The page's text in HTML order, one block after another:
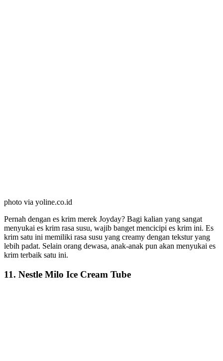
photo via yoline.co.id
Pernah dengan es krim merek Joyday? Bagi kalian yang sangat
menyukai es krim rasa susu, wajib banget mencicipi es krim ini. Es
krim satu ini memiliki rasa susu yang creamy dengan tekstur yang
lebih padat. Selain orang dewasa, anak-anak pun akan menyukai es
krim terbaik satu ini.
11. Nestle Milo Ice Cream Tube